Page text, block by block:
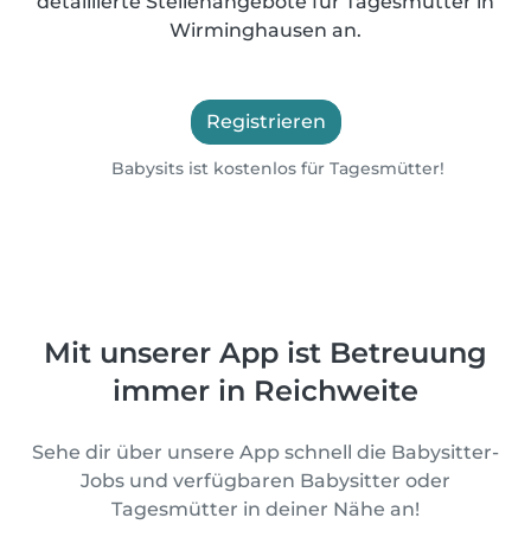
Wirminghausen an.
Registrieren
Babysits ist kostenlos für Tagesmütter!
Mit unserer App ist Betreuung
immer in Reichweite
Sehe dir über unsere App schnell die Babysitter-
Jobs und verfügbaren Babysitter oder
Tagesmütter in deiner Nähe an!